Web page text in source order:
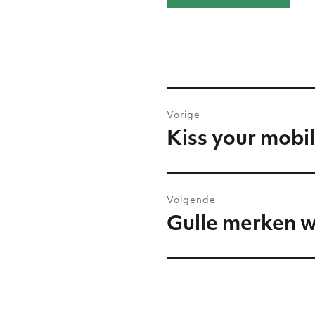
navigatie
Vorige
Vorig
Kiss your
Volgende
Volgend
Gulle merken